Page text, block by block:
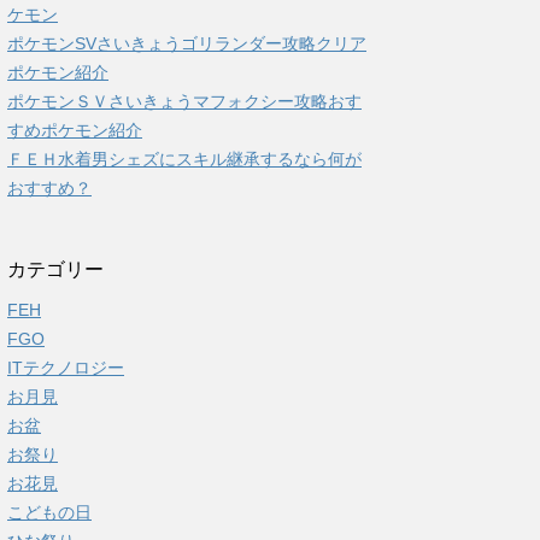
ケモン
ポケモンSVさいきょうゴリランダー攻略クリア
ポケモン紹介
ポケモンＳＶさいきょうマフォクシー攻略おす
すめポケモン紹介
ＦＥＨ水着男シェズにスキル継承するなら何が
おすすめ？
カテゴリー
FEH
FGO
ITテクノロジー
お月見
お盆
お祭り
お花見
こどもの日